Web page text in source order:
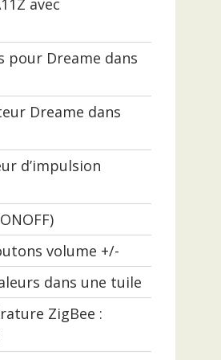
pour Dreame dans
Dreame dans
d’impulsion
volume +/-
dans une tuile
ZigBee :